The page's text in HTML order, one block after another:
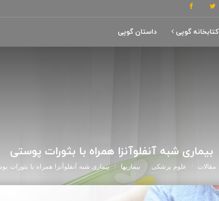
کتابخانه گوپی داستان گوپی
بیماری شبه آنفلوآنزا همراه با بثورات پوستی
مقالات علوم پزشکی بیماریها بیماری شبه آنفلوآنزا همراه با بثورات